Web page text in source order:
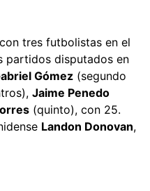
tres futbolistas en el
partidos disputados en
Gómez (segundo
Jaime Penedo
(quinto), con 25.
Landon Donovan,